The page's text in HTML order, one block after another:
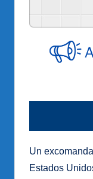
Un
Estados